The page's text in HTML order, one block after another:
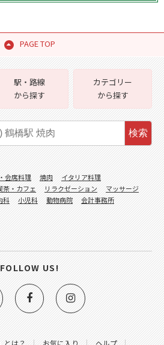
PAGE TOP
とは？ お気に入り ヘルプ
駅・路線
から探す
カテゴリー
から探す
検索
会席料理 焼肉
イタリア料理
茶・カフェ リラクゼーション
マッサージ
科 小児科 動物病院
会計事務所
FOLLOW US!